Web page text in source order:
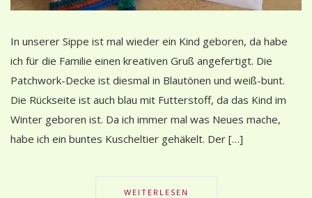
In unserer Sippe ist mal wieder ein Kind geboren, da habe
ich für die Familie einen kreativen Gruß angefertigt. Die
Patchwork-Decke ist diesmal in Blautönen und weiß-bunt.
Die Rückseite ist auch blau mit Futterstoff, da das Kind im
Winter geboren ist. Da ich immer mal was Neues mache,
habe ich ein buntes Kuscheltier gehäkelt. Der […]
WEITERLESEN